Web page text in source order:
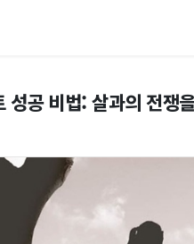
성공 비법: 살과의 전쟁